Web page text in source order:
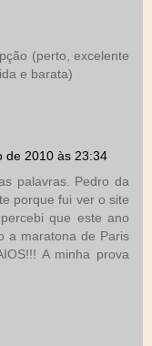
(perto, excelente
e barata)
de 2010 às 23:34
palavras. Pedro da
porque fui ver o site
que este ano
a maratona de Paris
A minha prova